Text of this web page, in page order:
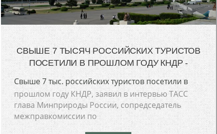
СВЫШЕ 7 ТЫСЯЧ РОССИЙСКИХ ТУРИСТОВ
ПОСЕТИЛИ В ПРОШЛОМ ГОДУ КНДР -
Свыше 7 тыс. российских туристов посетили в
прошлом году КНДР, заявил в интервью ТАСС
глава Минприроды России, сопредседатель
межправкомиссии по